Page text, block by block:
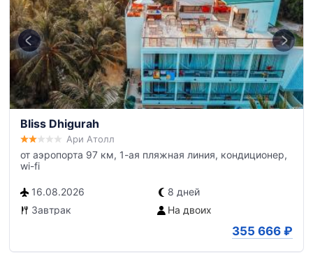
Bliss Dhigurah
Ари Атолл
от аэропорта 97 км, 1-ая пляжная линия, кондиционер,
wi-fi
16.08.2026
8 дней
Завтрак
На двоих
355 666 ₽